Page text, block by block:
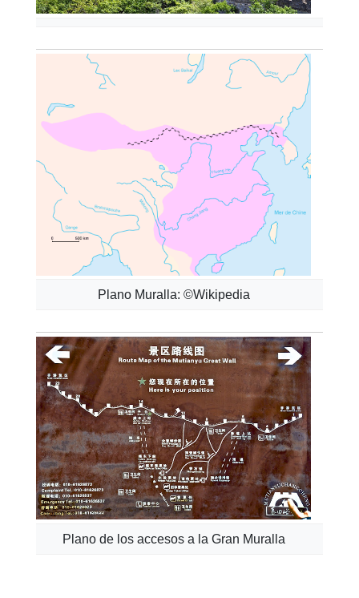
Plano Muralla: ©Wikipedia
Plano de los accesos a la Gran Muralla